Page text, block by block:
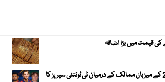
ورلڈ کپ 2027 کے میزبان ممالک کے درمیان ٹی ٹوئنٹی سیریز کا